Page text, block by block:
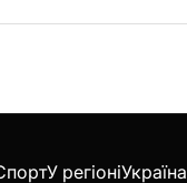
У регіоніУкраїна